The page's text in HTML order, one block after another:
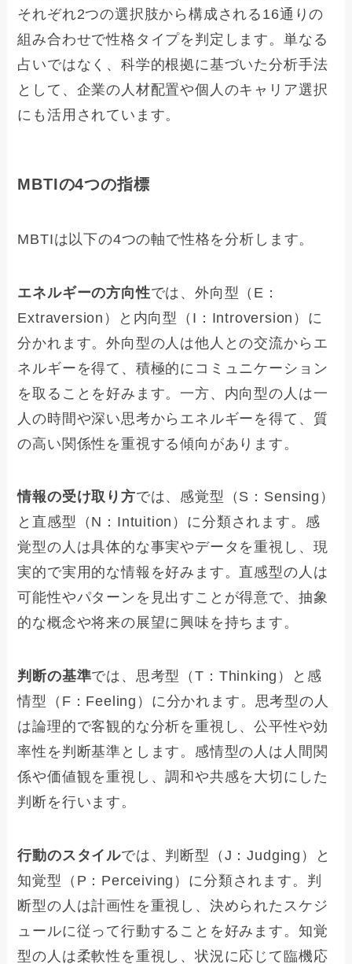
それぞれ2つの選択肢から構成される16通りの
組み合わせで性格タイプを判定します。単なる
占いではなく、科学的根拠に基づいた分析手法
として、企業の人材配置や個人のキャリア選択
にも活用されています。
MBTIの4つの指標
MBTIは以下の4つの軸で性格を分析します。
エネルギーの方向性では、外向型（E：
Extraversion）と内向型（I：Introversion）に
分かれます。外向型の人は他人との交流からエ
ネルギーを得て、積極的にコミュニケーション
を取ることを好みます。一方、内向型の人は一
人の時間や深い思考からエネルギーを得て、質
の高い関係性を重視する傾向があります。
情報の受け取り方では、感覚型（S：Sensing）
と直感型（N：Intuition）に分類されます。感
覚型の人は具体的な事実やデータを重視し、現
実的で実用的な情報を好みます。直感型の人は
可能性やパターンを見出すことが得意で、抽象
的な概念や将来の展望に興味を持ちます。
判断の基準では、思考型（T：Thinking）と感
情型（F：Feeling）に分かれます。思考型の人
は論理的で客観的な分析を重視し、公平性や効
率性を判断基準とします。感情型の人は人間関
係や価値観を重視し、調和や共感を大切にした
判断を行います。
行動のスタイルでは、判断型（J：Judging）と
知覚型（P：Perceiving）に分類されます。判
断型の人は計画性を重視し、決められたスケジ
ュールに従って行動することを好みます。知覚
型の人は柔軟性を重視し、状況に応じて臨機応